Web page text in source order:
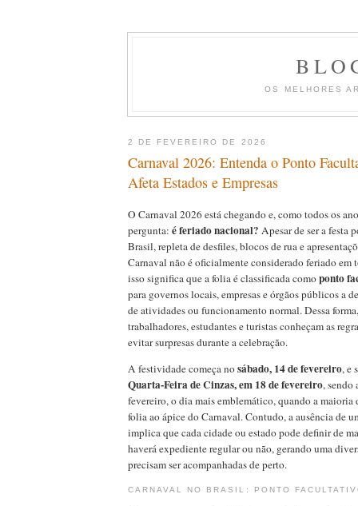
OS MELHORES
2 DE FEVEREIRO DE 2026
Carnaval 2026: Entenda o Ponto
Afeta Estados e Empresas
O Carnaval 2026 está chegando e, como todos os
pergunta: é feriado nacional? Apesar de ser a festa
Brasil, repleta de desfiles, blocos de rua e
Carnaval não é oficialmente considerado feriado em
isso significa que a folia é classificada comoponto
para governos locais, empresas e órgãos públicos a
de atividades ou funcionamento normal. Dessa
trabalhadores, estudantes e turistas conheçam as
evitar surpresas durante a celebração.
A festividade começa nosábado, 14 de fevereiro, e
Quarta-Feira de Cinzas, em 18 de fevereiro, sendo
fevereiro, o dia mais emblemático, quando a maioria
folia ao ápice do Carnaval. Contudo, a ausência de
implica que cada cidade ou estado pode definir de
haverá expediente regular ou não, gerando uma
precisam ser acompanhadas de perto.
CARNAVAL NO BRASIL: PONTO